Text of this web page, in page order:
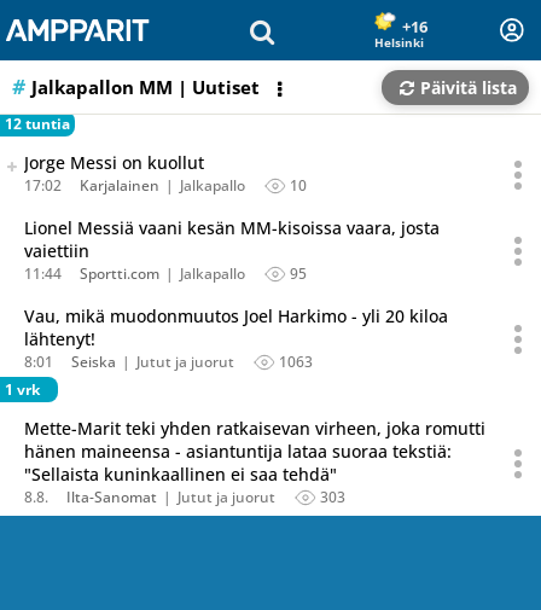
+16
Helsinki
Jalkapallon MM | Uutiset Päivitä lista
12 tuntia
Seuraava uutinen on julkaistu useassa eri lähteessä.
Listaa uutisen kaikki versiot
Jorge Messi on kuollut
17:02 Karjalainen Jalkapallo 10
Lionel Messiä vaani kesän MM-kisoissa vaara, josta
vaiettiin
11:44 Sportti.com Jalkapallo 95
Vau, mikä muodonmuutos Joel Harkimo - yli 20 kiloa
lähtenyt!
8:01 Seiska Jutut ja juorut
1063
1 vrk
Mette-Marit teki yhden ratkaisevan virheen, joka romutti
hänen maineensa - asiantuntija lataa suoraa tekstiä:
"Sellaista kuninkaallinen ei saa tehdä"
8.8. Ilta-Sanomat Jutut ja juorut 303